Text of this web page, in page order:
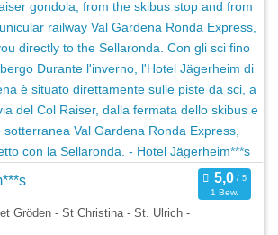
1 Bew.
Gröden - St Christina - St. Ulrich -